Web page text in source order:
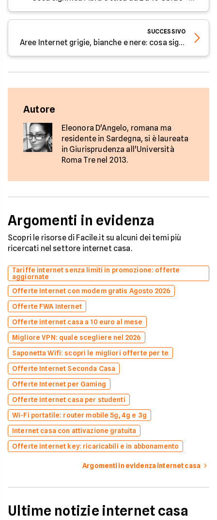
SUCCESSIVO
Aree Internet grigie, bianche e nere: cosa significa e come cambia la connettività - Parola all'Esperto
Autore
Eleonora D'Angelo, romana ma
residente in Sardegna, si è laureata
in Giurisprudenza all'Università
Roma Tre nel 2013.
Argomenti in evidenza
Scopri le risorse di Facile.it su alcuni dei temi più
ricercati nel settore internet casa.
Tariffe internet senza limiti in promozione: offerte
aggiornate
Offerte Internet con modem gratis Agosto 2026
Offerte FWA Internet
Offerte internet casa a 10 euro al mese
Migliore VPN: quale scegliere nel 2026
Saponetta Wifi: scopri le migliori offerte per te
Offerte Internet Seconda Casa
Offerte Internet per Gaming
Offerte internet casa per studenti
Wi-Fi portatile: router mobile 5g, 4g e 3g
Internet casa con attivazione gratuita
Offerte internet key: ricaricabili e in abbonamento
Argomenti in evidenza internet casa
Ultime notizie internet casa